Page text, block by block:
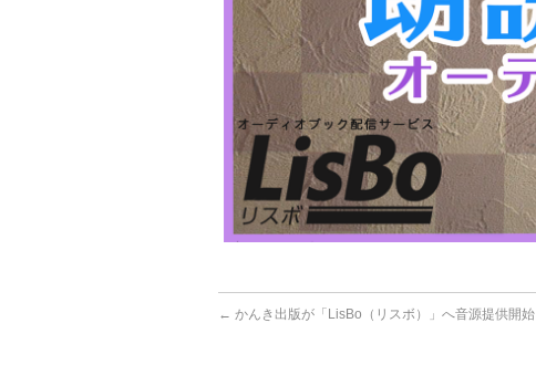
← かんき出版が「LisBo（リスボ）」へ音源提供開始